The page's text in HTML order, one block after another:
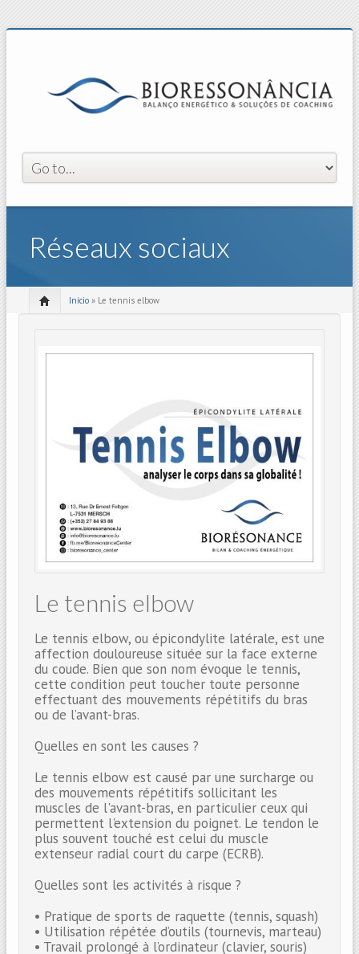
Réseaux sociaux
Início » Le tennis elbow
Le tennis elbow
Le tennis elbow, ou épicondylite latérale, est une
affection douloureuse située sur la face externe
du coude. Bien que son nom évoque le tennis,
cette condition peut toucher toute personne
effectuant des mouvements répétitifs du bras
ou de l’avant-bras.
Quelles en sont les causes ?
Le tennis elbow est causé par une surcharge ou
des mouvements répétitifs sollicitant les
muscles de l'avant-bras, en particulier ceux qui
permettent l'extension du poignet. Le tendon le
plus souvent touché est celui du muscle
extenseur radial court du carpe (ECRB).
Quelles sont les activités à risque ?
• Pratique de sports de raquette (tennis, squash)
• Utilisation répétée d’outils (tournevis, marteau)
• Travail prolongé à l’ordinateur (clavier, souris)